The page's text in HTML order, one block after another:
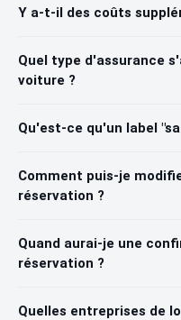
Y a-t-il des coûts
Quel type d'assurance
voiture ?
Qu'est-ce qu'un label
Comment puis-je
réservation ?
Quand aurai-je une
réservation ?
Quelles entreprises de